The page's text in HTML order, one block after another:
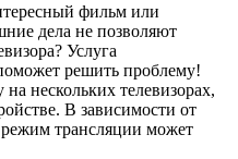
фильм или
дела не позволяют
Услуга
решить проблему!
нескольких телевизорах,
В зависимости от
трансляции может